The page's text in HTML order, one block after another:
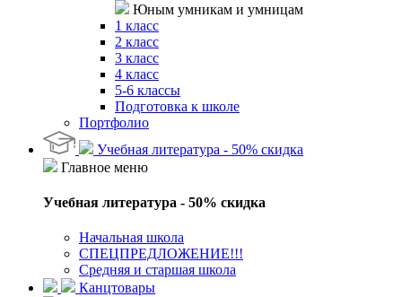
Юным умникам и умницам
1 класс
2 класс
3 класс
4 класс
5-6 классы
Подготовка к школе
Портфолио
Учебная литература - 50% скидка
Главное меню
Учебная литература - 50% скидка
Начальная школа
СПЕЦПРЕДЛОЖЕНИЕ!!!
Средняя и старшая школа
Канцтовары